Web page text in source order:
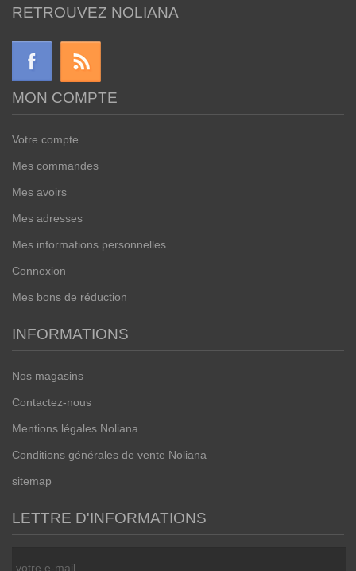
RETROUVEZ NOLIANA
MON COMPTE
Votre compte
Mes commandes
Mes avoirs
Mes adresses
Mes informations personnelles
Connexion
Mes bons de réduction
INFORMATIONS
Nos magasins
Contactez-nous
Mentions légales Noliana
Conditions générales de vente Noliana
sitemap
LETTRE D'INFORMATIONS